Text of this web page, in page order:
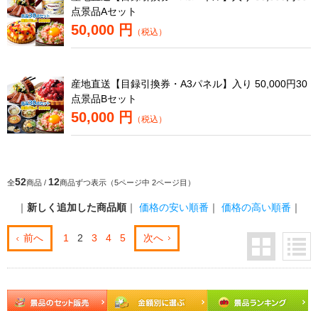
点景品Aセット
50,000 円 （税込）
産地直送【目録引換券・A3パネル】入り 50,000円30
点景品Bセット
50,000 円 （税込）
全52商品 / 12商品ずつ表示（5ページ中 2ページ目）
｜ 新しく追加した商品順 ｜ 価格の安い順番 ｜ 価格の高い順番 ｜
前へ 1 2 3 4 5 次へ